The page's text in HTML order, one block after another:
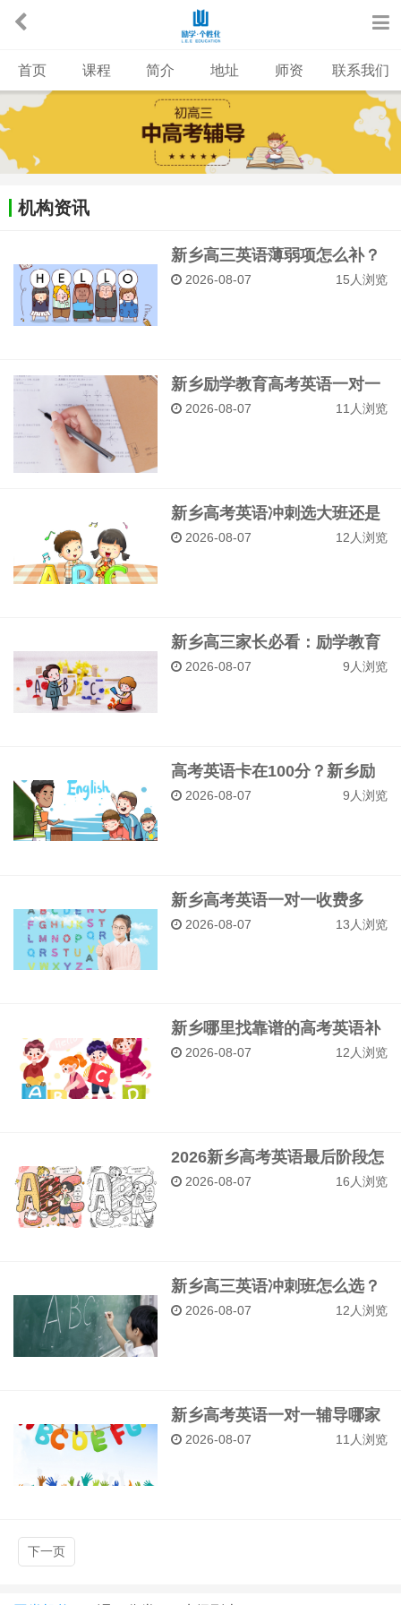
首页 课程 简介 地址 师资 联系我们
机构资讯
新乡高三英语薄弱项怎么补？
励学教育一对一专项训练策略
2026-08-07 15人浏览
新乡励学教育高考英语一对一
体验如何？学员真实反馈与提
2026-08-07 11人浏览
新乡高考英语冲刺选大班还是
一对一？励学教育差异化教学
2026-08-07 12人浏览
新乡高三家长必看：励学教育
高考英语一对一辅导效果怎么
2026-08-07 9人浏览
高考英语卡在100分？新乡励
学一对一针对性突破瓶颈期
2026-08-07 9人浏览
新乡高考英语一对一收费多
少？励学教育透明报价与课程
2026-08-07 13人浏览
新乡哪里找靠谱的高考英语补
习？励学教育师资与口碑真实
2026-08-07 12人浏览
2026新乡高考英语最后阶段怎
么复习？励学一对一定制冲刺
2026-08-07 16人浏览
新乡高三英语冲刺班怎么选？
励学教育一对一精准诊断短板
2026-08-07 12人浏览
新乡高考英语一对一辅导哪家
强？励学教育个性化提分方案
2026-08-07 11人浏览
下一页